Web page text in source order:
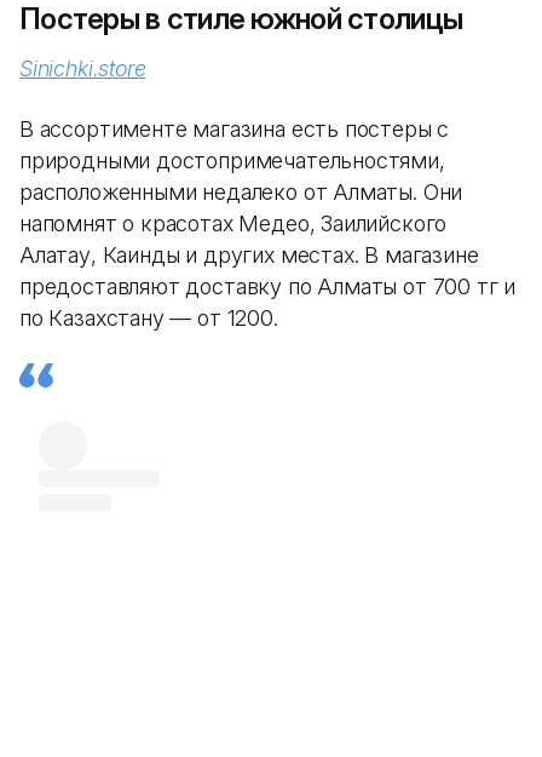
Постеры в стиле южной столицы
Sinichki.store
В ассортименте магазина есть постеры с
природными достопримечательностями,
расположенными недалеко от Алматы. Они
напомнят о красотах Медео, Заилийского
Алатау, Каинды и других местах. В магазине
предоставляют доставку по Алматы от 700 тг и
по Казахстану — от 1200.